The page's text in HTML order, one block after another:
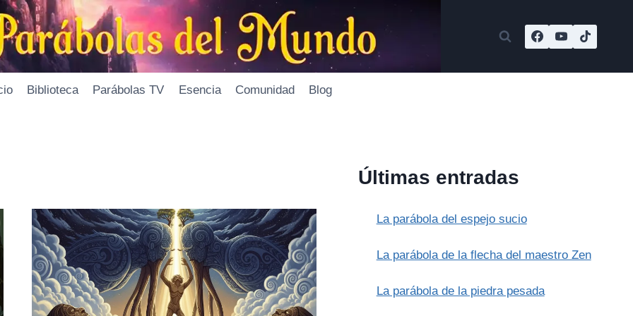
Biblioteca Parábolas TV Esencia Comunidad Blog
Últimas entradas
La parábola del espejo sucio
La parábola de la flecha del maestro Zen
La parábola de la piedra pesada